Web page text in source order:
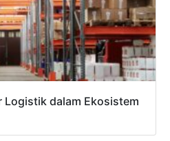
Logistik dalam Ekosistem